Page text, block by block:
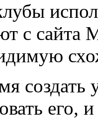
с сайта
создать